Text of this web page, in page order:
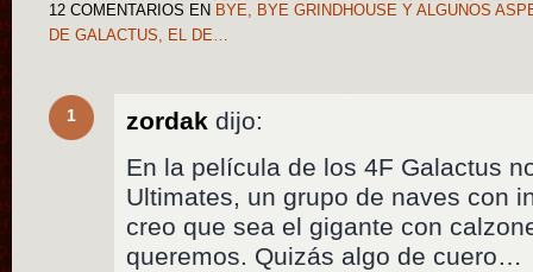
12 COMENTARIOS EN BYE, BYE GRINDHOUSE Y ALGUNOS
DE GALACTUS, EL DE…
1 zordak dijo:
En la película de los 4F Galactus
Ultimates, un grupo de naves con
creo que sea el gigante con
queremos. Quizás algo de cuero…